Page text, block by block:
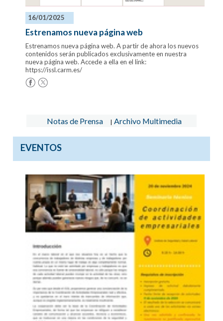
16/01/2025
Estrenamos nueva página web
Estrenamos nueva página web. A partir de ahora los nuevos
contenidos serán publicados exclusivamente en nuestra
nueva página web. Accede a ella en el link:
https://issl.carm.es/
Notas de Prensa |Archivo Multimedia
EVENTOS